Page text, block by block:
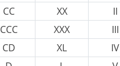
CC XX
II
CCC XXX
III
CD XL
IV